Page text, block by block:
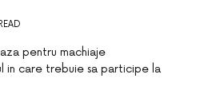
pentru machiaje
in care trebuie sa participe la